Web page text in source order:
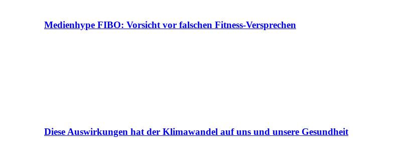
Medienhype FIBO: Vorsicht vor falschen Fitness-Versprechen
Diese Auswirkungen hat der Klimawandel auf uns und unsere Gesundheit